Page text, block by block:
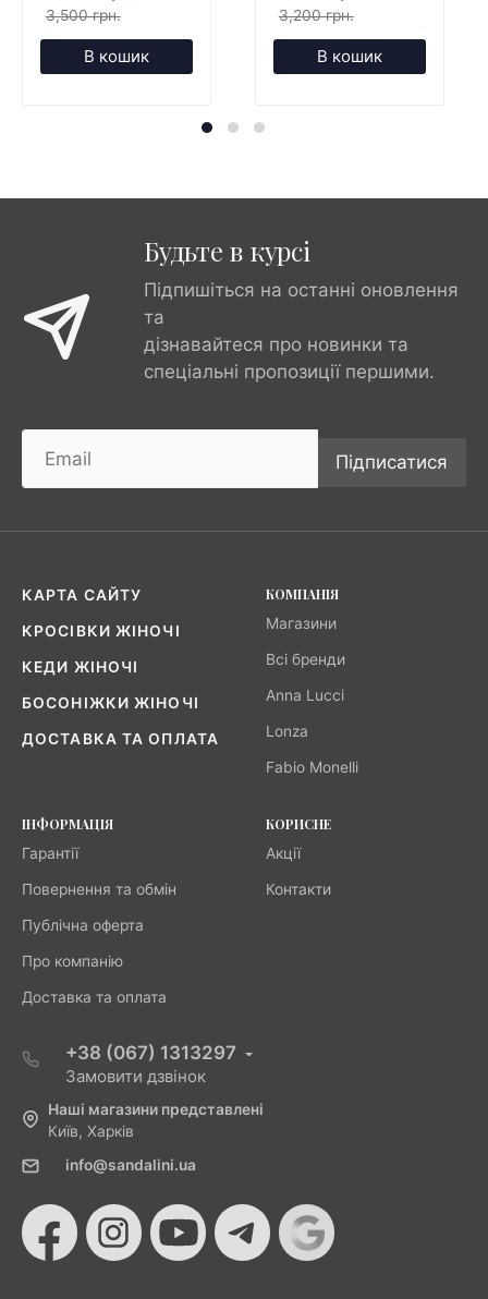
3,500 грн.
В кошик
3,200 грн.
В кошик
Будьте в курсі
Підпишіться на останні оновлення
та
дізнавайтеся про новинки та
спеціальні пропозиції першими.
Підписатися
КАРТА САЙТУ
КРОСІВКИ ЖІНОЧІ
КЕДИ ЖІНОЧІ
БОСОНІЖКИ ЖІНОЧІ
ДОСТАВКА ТА ОПЛАТА
КОМПАНІЯ
Магазини
Всі бренди
Anna Lucci
Lonza
Fabio Monelli
ІНФОРМАЦІЯ
Гарантії
Повернення та обмін
Публічна оферта
Про компанію
Доставка та оплата
КОРИСНЕ
Акції
Контакти
+38 (067) 1313297
Замовити дзвінок
Наші магазини представлені
Київ, Харків
info@sandalini.ua